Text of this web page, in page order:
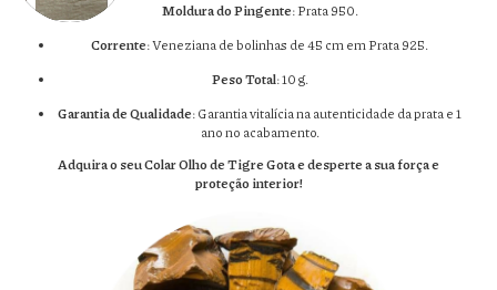
Moldura do Pingente: Prata 950.
Corrente: Veneziana de bolinhas de 45 cm em Prata 925.
Peso Total: 10 g.
Garantia de Qualidade: Garantia vitalícia na autenticidade da prata e 1
ano no acabamento.
Adquira o seu Colar Olho de Tigre Gota e desperte a sua força e
proteção interior!